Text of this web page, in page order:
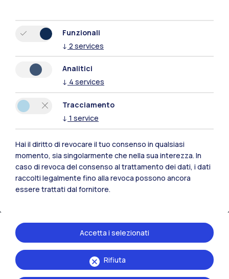
Xi'an
Naviga il sito
Contattaci
Politecnico di Milano, Piazza Leonardo da Vinci 32, 20133 Milano | P.IVA
Funzionali
↓ 2 services
Analitici
↓ 4 services
Tracciamento
↓ 1 service
Hai il diritto di revocare il tuo consenso in qualsiasi
momento, sia singolarmente che nella sua interezza. In
caso di revoca del consenso al trattamento dei dati, i dati
raccolti legalmente fino alla revoca possono ancora
essere trattati dal fornitore.
Rifiuta
Accetta i selezionati